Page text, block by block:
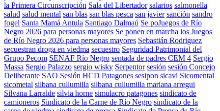
la Primera Circunscripción Sala del Libertador salarios salmonella
salud salud mental san blas san blas pesca san javier sanción sandro
fogel Santa Mamá Antula Santiago Dalmaú Se poJuegos de Río
Negro 2026 para personas mayores Se ponen en marcha los Juegos
de Río Negro 2026 para personas mayores Sebastián Rodriguez
secuestran droga en viedma secuestro Seguridad Patrimonial del
Grupo Pecom SENAF Río Negro sentada de padres CEM 4 Sergio
Massa Sergio Palazzo sergio wisky Serpentor sesión sesión Concejo
Deliberante SAO Sesión HCD Patagones sesipon sicavi Sicomental
sicometal silbana cullumilla silbana cullumilla mariana arregui
Silvana Larralde silvia horne simulacro patagones sindicato de
camioneros Sindicato de la Carne de Río Negro sindicato de la